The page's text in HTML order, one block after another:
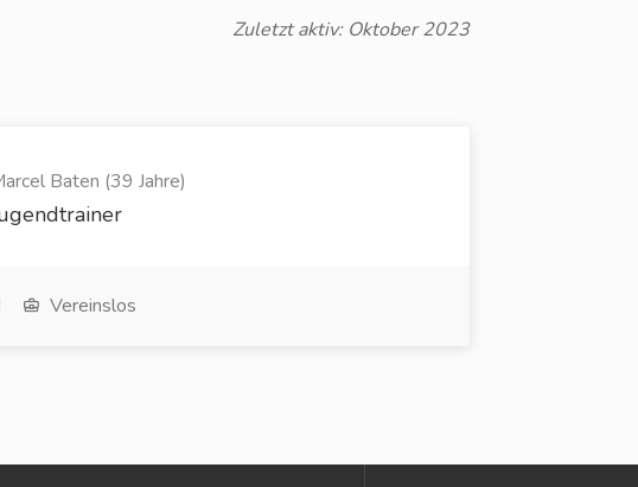
Zuletzt aktiv: Oktober 2023
Baten (39 Jahre)
Vereinslos